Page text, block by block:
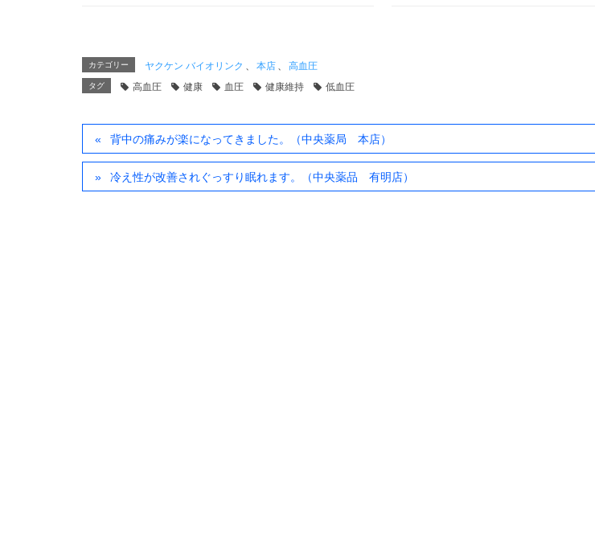
カテゴリー ヤクケン バイオリンク 本店 高血圧
タグ 高血圧 健康 血圧 健康維持 低血圧
背中の痛みが楽になってきました。（中央薬局 本店）
冷え性が改善されぐっすり眠れます。（中央薬品 有明店）